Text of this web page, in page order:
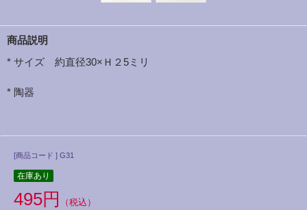
商品説明
* サイズ 約直径30×Ｈ２5ミリ
* 陶器
[商品コード ] G31
在庫あり
495円 （税込）